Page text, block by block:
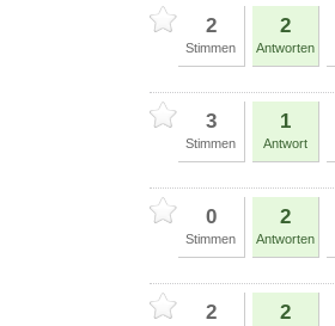
2
Stimmen
2
Antworten
3
Stimmen
1
Antwort
0
Stimmen
2
Antworten
2 2